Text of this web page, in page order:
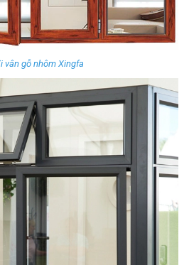
vân gỗ nhôm Xingfa